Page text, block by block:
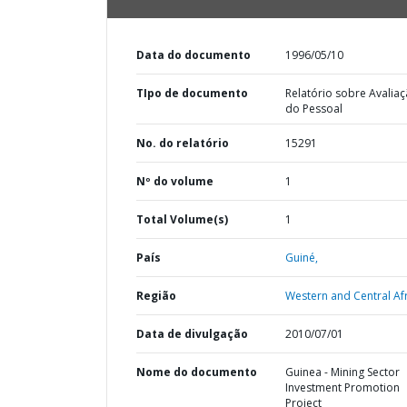
Data do documento 1996/05/10
TIpo de documento
Relatório sobre
do Pessoal
No. do relatório 15291
Nº do volume 1
Total Volume(s) 1
País Guiné,
Região Western and Central
Data de divulgação 2010/07/01
Nome do documento
Guinea - Mining Sector
Investment Promotion
Project